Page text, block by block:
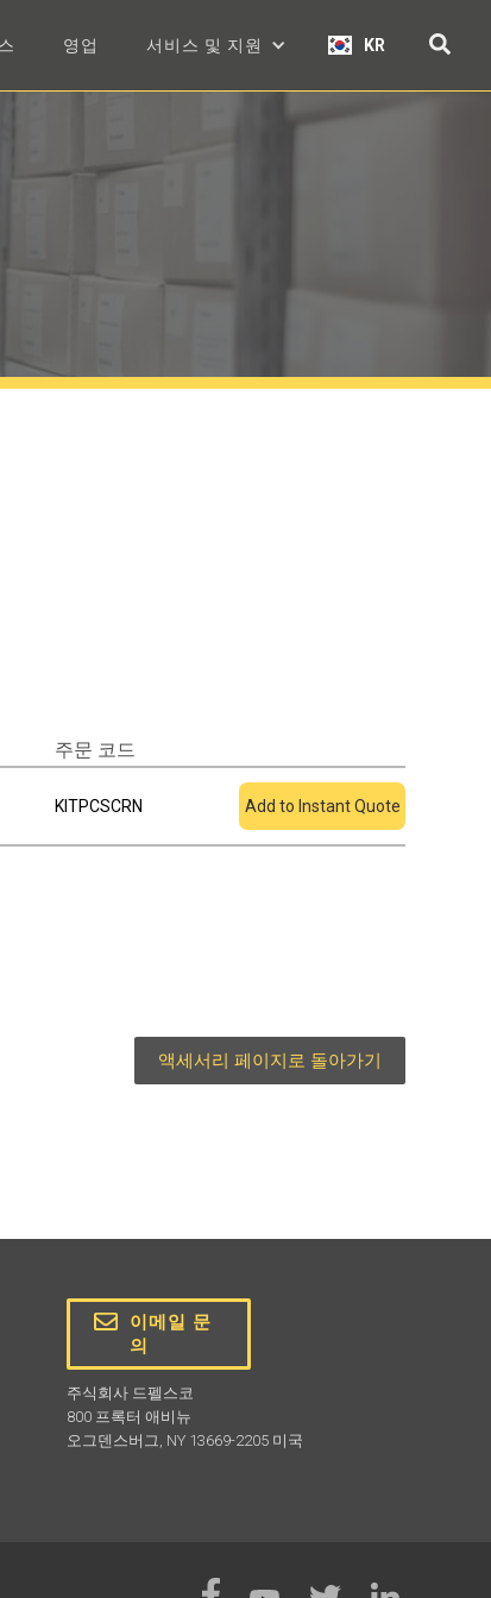
영업 서비스 및 지원 KR
주문 코드
KITPCSCRN Add to Instant Quote
액세서리 페이지로 돌아가기
이메일 문
의
주식회사 드펠스코
800 프록터 애비뉴
오그덴스버그, NY 13669-2205 미국